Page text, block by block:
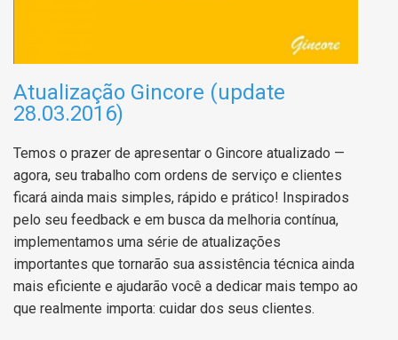
Atualização Gincore (update
28.03.2016)
Temos o prazer de apresentar o Gincore atualizado —
agora, seu trabalho com ordens de serviço e clientes
ficará ainda mais simples, rápido e prático! Inspirados
pelo seu feedback e em busca da melhoria contínua,
implementamos uma série de atualizações
importantes que tornarão sua assistência técnica ainda
mais eficiente e ajudarão você a dedicar mais tempo ao
que realmente importa: cuidar dos seus clientes.